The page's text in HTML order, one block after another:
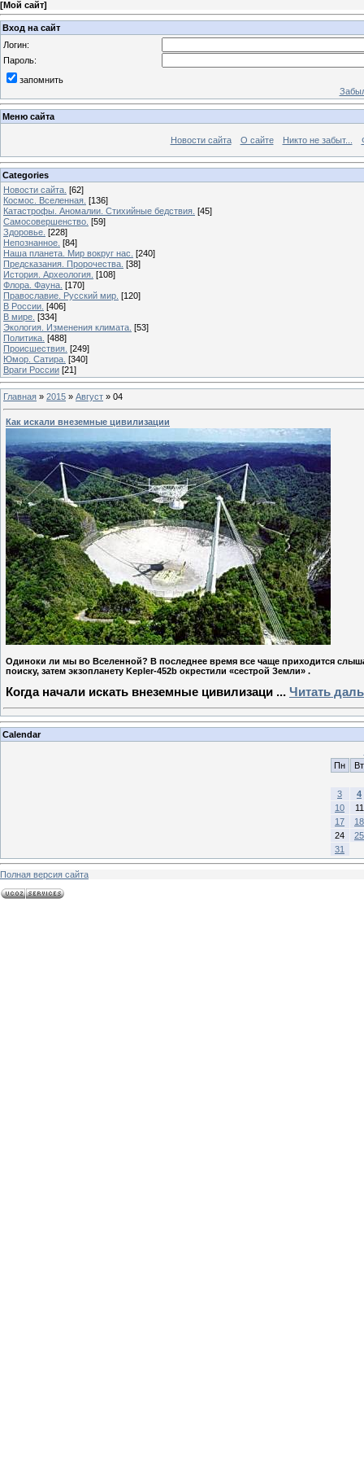
[Мой сайт]
Вход на сайт
Логин:
Пароль:
запомнить
Меню сайта
Новости сайта О сайте Никто не забыт...
Categories
Новости сайта. [62]
Космос. Вселенная. [136]
Катастрофы. Аномалии. Стихийные бедствия. [45]
Самосовершенство. [59]
Здоровье. [228]
Непознанное. [84]
Наша планета. Мир вокруг нас. [240]
Предсказания. Пророчества. [38]
История. Археология. [108]
Флора. Фауна. [170]
Православие. Русский мир. [120]
В России. [406]
В мире. [334]
Экология. Изменения климата. [53]
Политика. [488]
Происшествия. [249]
Юмор. Сатира. [340]
Враги России [21]
Главная » 2015 » Август » 04
Как искали внеземные цивилизации
Одиноки ли мы во Вселенной? В последнее время все чаще приходится
поиску, затем экзопланету Kepler-452b окрестили «сестрой Земли» .
Когда начали искать внеземные цивилизаци ... Читать
Calendar
Пн
Вт
3
4
10
11
17
18
24
25
31
Полная версия сайта